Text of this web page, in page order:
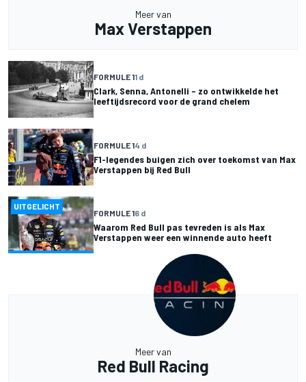
Meer van
Max Verstappen
FORMULE 11 d
Clark, Senna, Antonelli – zo ontwikkelde het
leeftijdsrecord voor de grand chelem
FORMULE 14 d
F1-legendes buigen zich over toekomst van Max
Verstappen bij Red Bull
UITGELICHT
FORMULE 16 d
Waarom Red Bull pas tevreden is als Max
Verstappen weer een winnende auto heeft
Meer van
Red Bull Racing